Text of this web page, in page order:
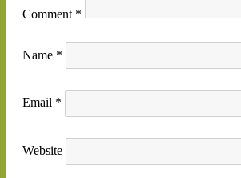
Comment *
Name *
Email *
Website